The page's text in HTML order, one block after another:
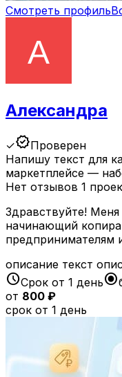
Смотреть профиль
Александра
✓verifiedПроверен
Напишу текст для
маркетплейсе —
Нет отзывов 1
Здравствуйте!
начинающий
предпринимателям
описание текст
scheduleСрок от 1 деньradio_button_checked
от 800 ₽
срок от 1 день